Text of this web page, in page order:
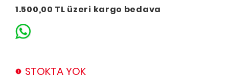
1.500,00 TL üzeri kargo bedava
STOKTA YOK